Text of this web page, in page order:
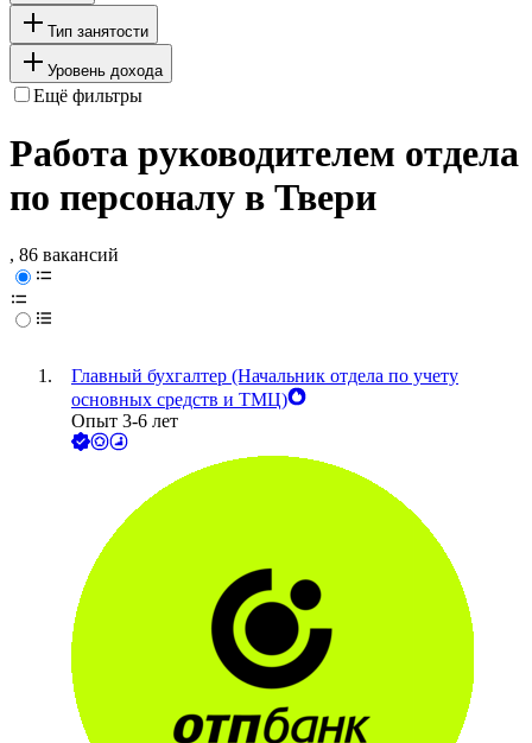
Тип занятости
Уровень дохода
Ещё фильтры
Работа руководителем отдела
по персоналу в Твери
, 86 вакансий
Главный бухгалтер (Начальник отдела по учету
основных средств и ТМЦ)
Опыт 3-6 лет